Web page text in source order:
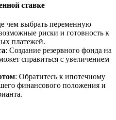
ставке
чем выбрать переменную
риски и готовность к
платежей.
: Создание резервного фонда на
справиться с увеличением
: Обратитесь к ипотечному
финансового положения и